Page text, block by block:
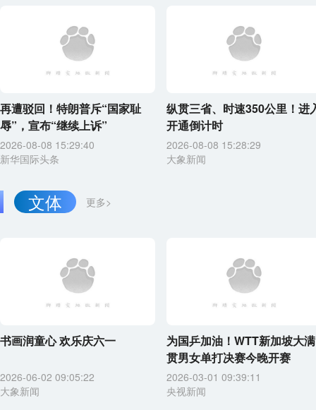
再遭驳回！特朗普斥“国家耻
辱”，宣布“继续上诉”
2026-08-08 15:29:40
新华国际头条
纵贯三省、时速350公里！进
开通倒计时
2026-08-08 15:28:29
大象新闻
更多>
文体
书画润童心 欢乐庆六一
2026-06-02 09:05:22
大象新闻
为国乒加油！WTT新加坡大满
贯男女单打决赛今晚开赛
2026-03-01 09:39:11
央视新闻